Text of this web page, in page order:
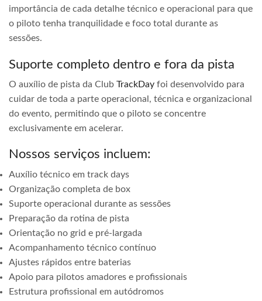
importância de cada detalhe técnico e operacional para que
o piloto tenha tranquilidade e foco total durante as
sessões.
Suporte completo dentro e fora da pista
O auxílio de pista da Club TrackDay foi desenvolvido para
cuidar de toda a parte operacional, técnica e organizacional
do evento, permitindo que o piloto se concentre
exclusivamente em acelerar.
Nossos serviços incluem:
Auxílio técnico em track days
Organização completa de box
Suporte operacional durante as sessões
Preparação da rotina de pista
Orientação no grid e pré-largada
Acompanhamento técnico contínuo
Ajustes rápidos entre baterias
Apoio para pilotos amadores e profissionais
Estrutura profissional em autódromos